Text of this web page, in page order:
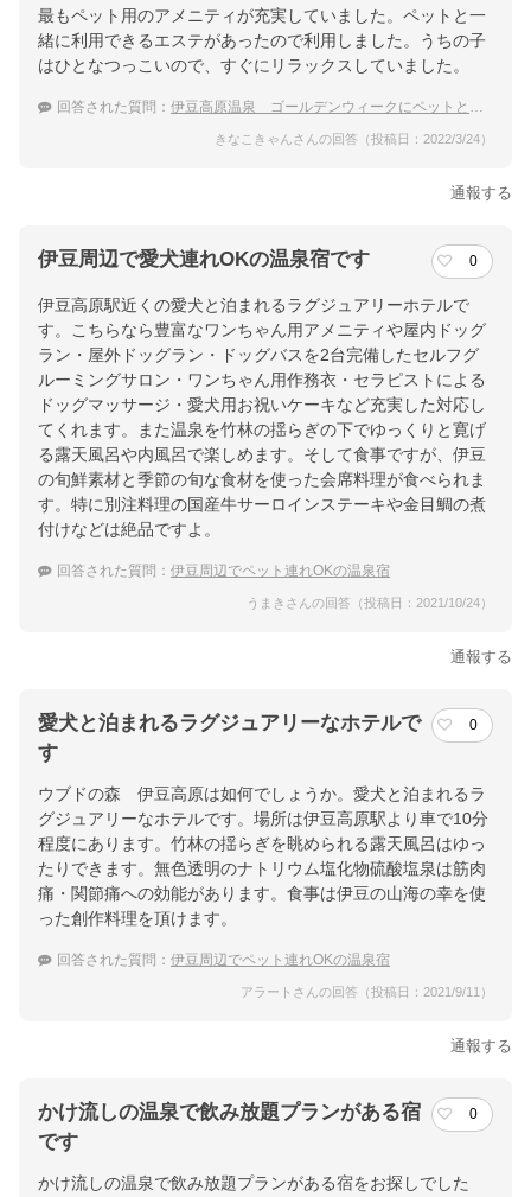
最もペット用のアメニティが充実していました。ペットと一
緒に利用できるエステがあったので利用しました。うちの子
はひとなつっこいので、すぐにリラックスしていました。
回答された質問： 伊豆高原温泉 ゴールデンウィークにペットと泊まれるおすすめ温泉宿は？
きなこきゃんさんの回答（投稿日：2022/3/24）
通報する
伊豆周辺で愛犬連れOKの温泉宿です 0
伊豆高原駅近くの愛犬と泊まれるラグジュアリーホテルで
す。こちらなら豊富なワンちゃん用アメニティや屋内ドッグ
ラン・屋外ドッグラン・ドッグバスを2台完備したセルフグ
ルーミングサロン・ワンちゃん用作務衣・セラピストによる
ドッグマッサージ・愛犬用お祝いケーキなど充実した対応し
てくれます。また温泉を竹林の揺らぎの下でゆっくりと寛げ
る露天風呂や内風呂で楽しめます。そして食事ですが、伊豆
の旬鮮素材と季節の旬な食材を使った会席料理が食べられま
す。特に別注料理の国産牛サーロインステーキや金目鯛の煮
付けなどは絶品ですよ。
回答された質問： 伊豆周辺でペット連れOKの温泉宿
うまきさんの回答（投稿日：2021/10/24）
通報する
愛犬と泊まれるラグジュアリーなホテルで
す
0
ウブドの森 伊豆高原は如何でしょうか。愛犬と泊まれるラ
グジュアリーなホテルです。場所は伊豆高原駅より車で10分
程度にあります。竹林の揺らぎを眺められる露天風呂はゆっ
たりできます。無色透明のナトリウム塩化物硫酸塩泉は筋肉
痛・関節痛への効能があります。食事は伊豆の山海の幸を使
った創作料理を頂けます。
回答された質問： 伊豆周辺でペット連れOKの温泉宿
アラートさんの回答（投稿日：2021/9/11）
通報する
かけ流しの温泉で飲み放題プランがある宿
です
0
かけ流しの温泉で飲み放題プランがある宿をお探しでした